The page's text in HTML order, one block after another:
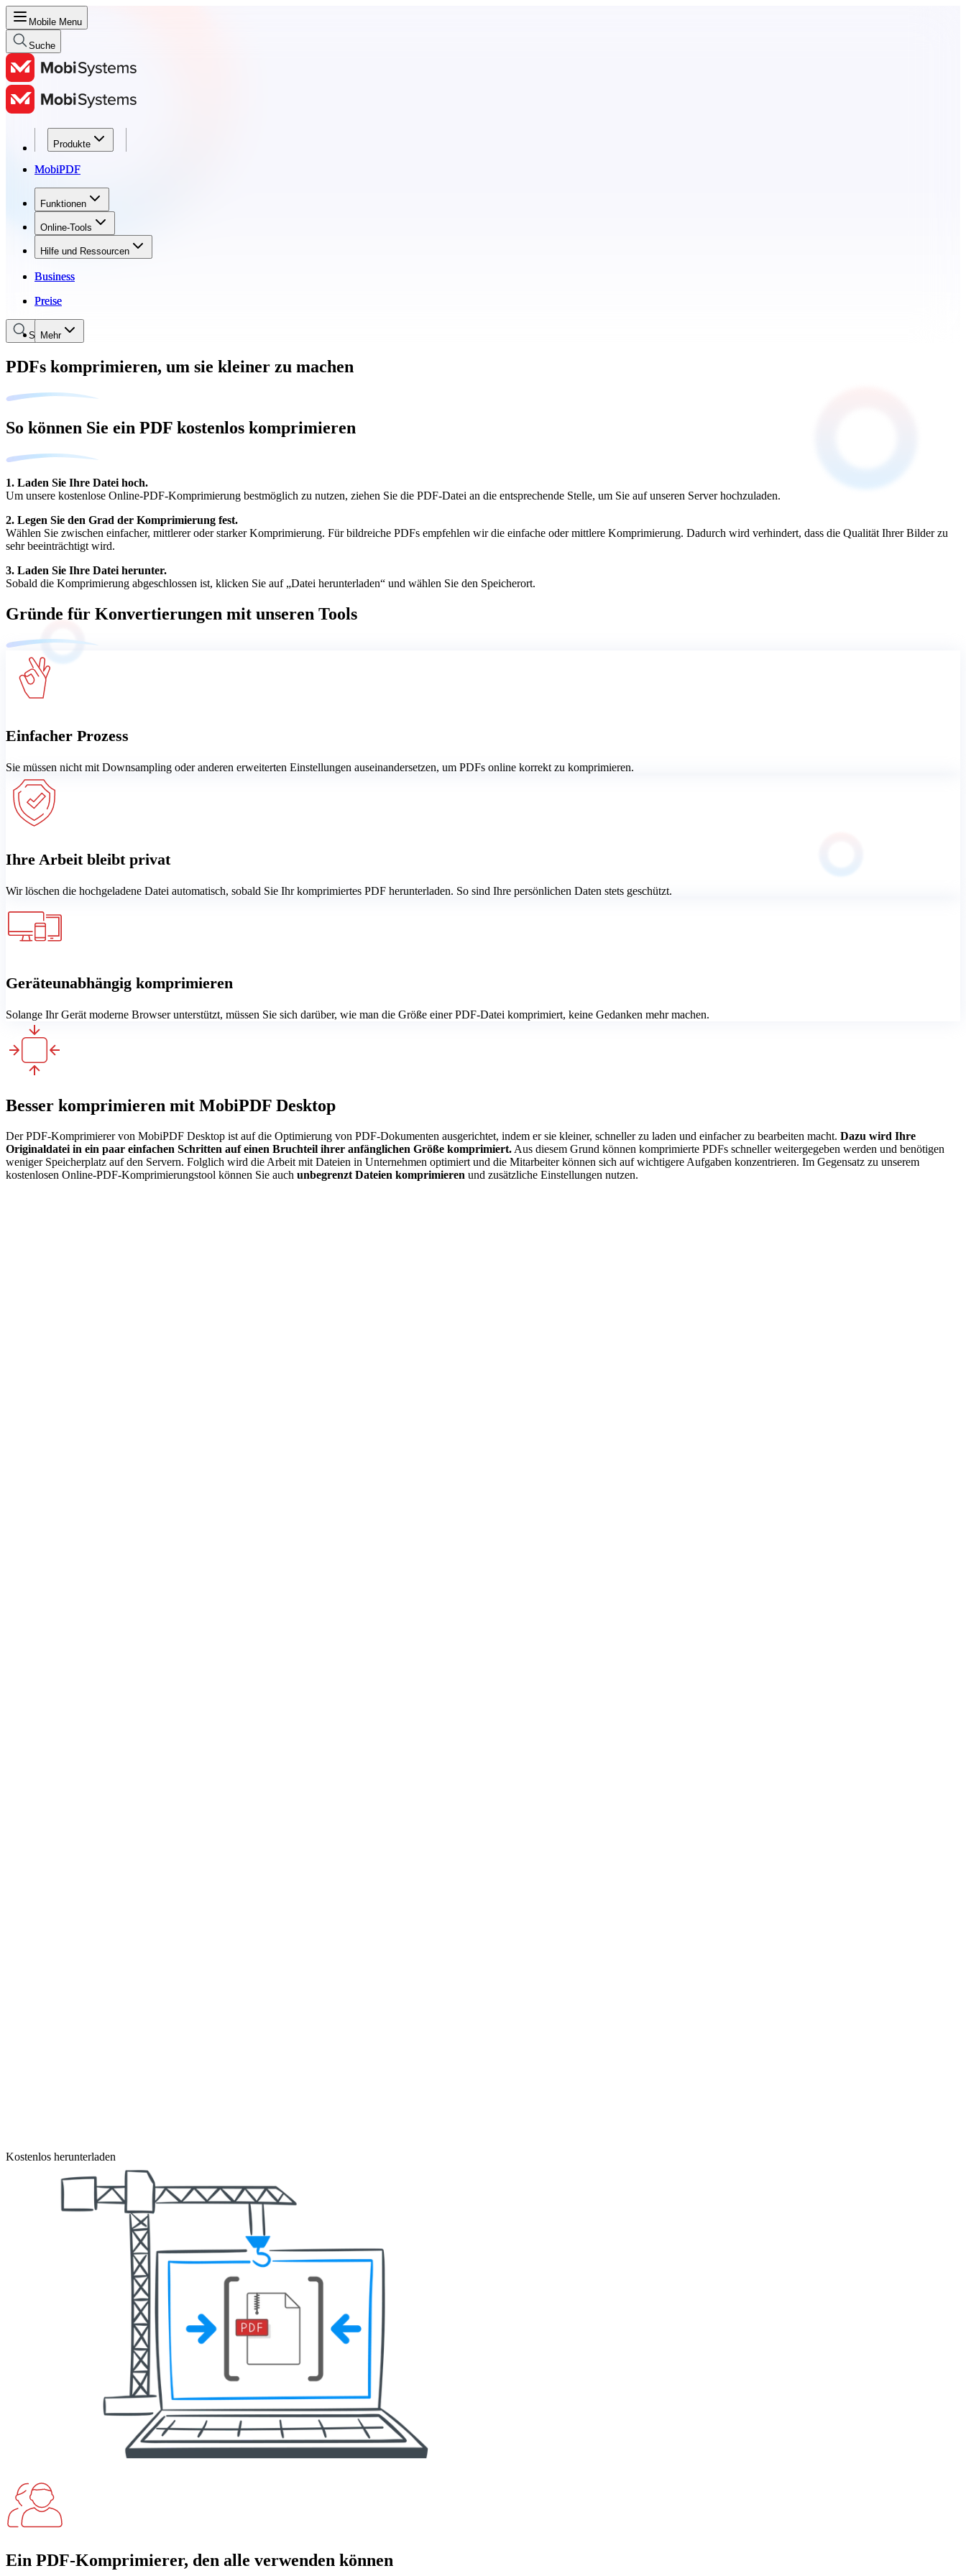
Mobile Menu
Suche
Produkte
MobiPDF
Funktionen
Online-Tools
Hilfe und Ressourcen
Business
Preise
Mehr
Produkte
MobiPDF
Funktionen
Online-Tools
Hilfe und Ressourcen
Business
Preise
Suche
PDFs komprimieren, um sie kleiner zu machen
So können Sie ein PDF kostenlos komprimieren
1. Laden Sie Ihre Datei hoch.
Um unsere kostenlose Online-PDF-Komprimierung bestmöglich zu nutzen, ziehen Sie die PDF-Datei an die entsprechende Stelle, um Sie auf unseren Server hochzuladen.
2. Legen Sie den Grad der Komprimierung fest.
Wählen Sie zwischen einfacher, mittlerer oder starker Komprimierung. Für bildreiche PDFs empfehlen wir die einfache oder mittlere Komprimierung. Dadurch wird verhindert, dass die Qualität Ihrer Bilder zu
sehr beeinträchtigt wird.
3. Laden Sie Ihre Datei herunter.
Sobald die Komprimierung abgeschlossen ist, klicken Sie auf „Datei herunterladen“ und wählen Sie den Speicherort.
Gründe für Konvertierungen mit unseren Tools
Einfacher Prozess
Sie müssen nicht mit Downsampling oder anderen erweiterten Einstellungen auseinandersetzen, um PDFs online korrekt zu komprimieren.
Ihre Arbeit bleibt privat
Wir löschen die hochgeladene Datei automatisch, sobald Sie Ihr komprimiertes PDF herunterladen. So sind Ihre persönlichen Daten stets geschützt.
Geräteunabhängig komprimieren
Solange Ihr Gerät moderne Browser unterstützt, müssen Sie sich darüber, wie man die Größe einer PDF-Datei komprimiert, keine Gedanken mehr machen.
Besser komprimieren mit MobiPDF Desktop
Der PDF-Komprimierer von MobiPDF Desktop ist auf die Optimierung von PDF-Dokumenten ausgerichtet, indem er sie kleiner, schneller zu laden und einfacher zu bearbeiten macht. Dazu wird Ihre
Originaldatei in ein paar einfachen Schritten auf einen Bruchteil ihrer anfänglichen Größe komprimiert. Aus diesem Grund können komprimierte PDFs schneller weitergegeben werden und benötigen
weniger Speicherplatz auf den Servern. Folglich wird die Arbeit mit Dateien in Unternehmen optimiert und die Mitarbeiter können sich auf wichtigere Aufgaben konzentrieren. Im Gegensatz zu unserem
kostenlosen Online-PDF-Komprimierungstool können Sie auch unbegrenzt Dateien komprimieren und zusätzliche Einstellungen nutzen.
Kostenlos herunterladen
Ein PDF-Komprimierer, den alle verwenden können